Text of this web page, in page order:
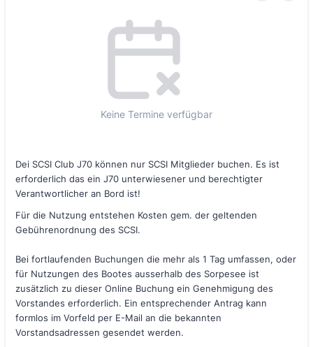
Keine Termine verfügbar
Dei SCSI Club J70 können nur SCSI Mitglieder buchen. Es ist
erforderlich das ein J70 unterwiesener und berechtigter
Verantwortlicher an Bord ist!
Für die Nutzung entstehen Kosten gem. der geltenden
Gebührenordnung des SCSI.
Bei fortlaufenden Buchungen die mehr als 1 Tag umfassen, oder
für Nutzungen des Bootes ausserhalb des Sorpesee ist
zusätzlich zu dieser Online Buchung ein Genehmigung des
Vorstandes erforderlich. Ein entsprechender Antrag kann
formlos im Vorfeld per E-Mail an die bekannten
Vorstandsadressen gesendet werden.